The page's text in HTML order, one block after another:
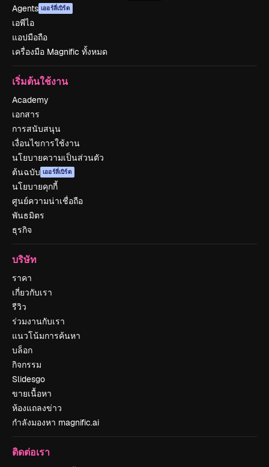
Agents เออร์ลี่เบิร์ด
เอพีไอ
แอปมือถือ
เครื่องมือ Magnific ทั้งหมด
เริ่มต้นใช้งาน
Academy
เอกสาร
การสนับสนุน
เงื่อนไขการใช้งาน
นโยบายความเป็นส่วนตัว
ต้นฉบับ เออร์ลี่เบิร์ด
นโยบายคุกกี้
ศูนย์ความน่าเชื่อถือ
พันธมิตร
ธุรกิจ
บริษัท
ราคา
เกี่ยวกับเรา
รีวิว
ร่วมงานกับเรา
แนวโน้มการค้นหา
บล็อก
กิจกรรม
Slidesgo
ขายเนื้อหา
ห้องแถลงข่าว
กำลังมองหา magnific.ai
ติดต่อเรา